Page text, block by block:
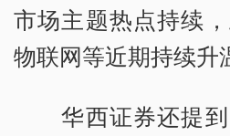
市场主题热点持续
物联网等近期持续升
华西证券还提到